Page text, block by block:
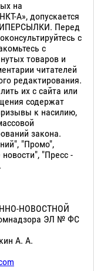
на
А», допускается
Перед
с
с
товаров и
читателей
редактирования.
их с сайта или
содержат
к насилию,
закона.
"Промо",
"Пресс -
НОВОСТНОЙ
ЭЛ № ФС
А. А.